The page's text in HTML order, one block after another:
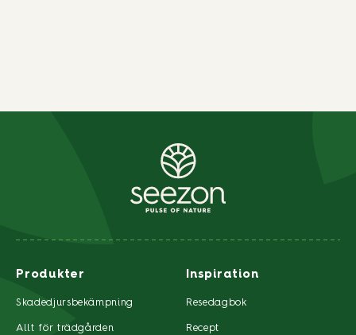
Produkter
Skadedjursbekämpning
Allt för trädgården
Inspiration
Resedagbok
Recept